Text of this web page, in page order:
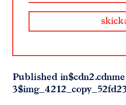
Published in